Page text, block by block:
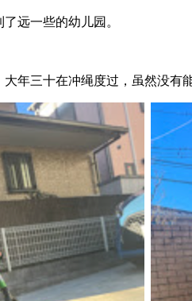
远一些的幼儿园。
年三十在冲绳度过，虽然没有